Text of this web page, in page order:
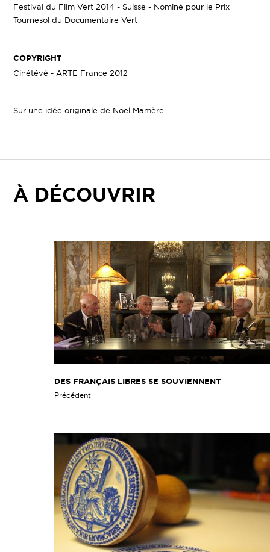
Festival du Film Vert 2014 - Suisse - Nominé pour le Prix
Tournesol du Documentaire Vert
COPYRIGHT
Cinétévé - ARTE France 2012
Sur une idée originale de Noël Mamère
À DÉCOUVRIR
DES FRANÇAIS LIBRES SE SOUVIENNENT
Précédent